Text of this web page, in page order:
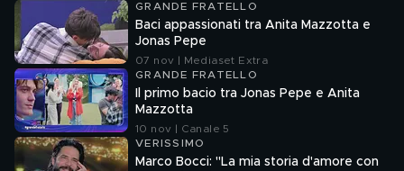
GRANDE FRATELLO
Baci appassionati tra Anita Mazzotta e
Jonas Pepe
07 nov | Mediaset Extra
GRANDE FRATELLO
Il primo bacio tra Jonas Pepe e Anita
Mazzotta
10 nov | Canale 5
VERISSIMO
Marco Bocci: "La mia storia d'amore con